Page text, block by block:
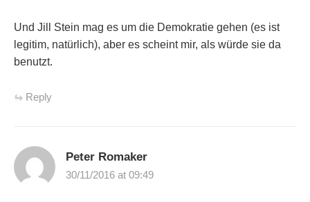
Und Jill Stein mag es um die Demokratie gehen (es ist
legitim, natürlich), aber es scheint mir, als würde sie da
benutzt.
Reply
Peter Romaker
30/11/2016 at 09:49